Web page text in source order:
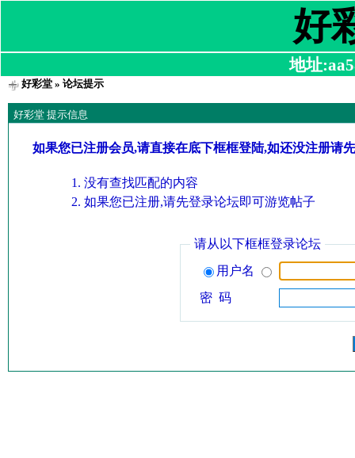
好
地址
好彩堂» 论坛提示
好彩堂 提示信息
如果您已注册会员,请直接在底下框框登陆,如还没注册请
没有查找匹配的内容
如果您已注册,请先登录论坛即可游览帖子
请从以下框框登录论坛
用户名
密 码